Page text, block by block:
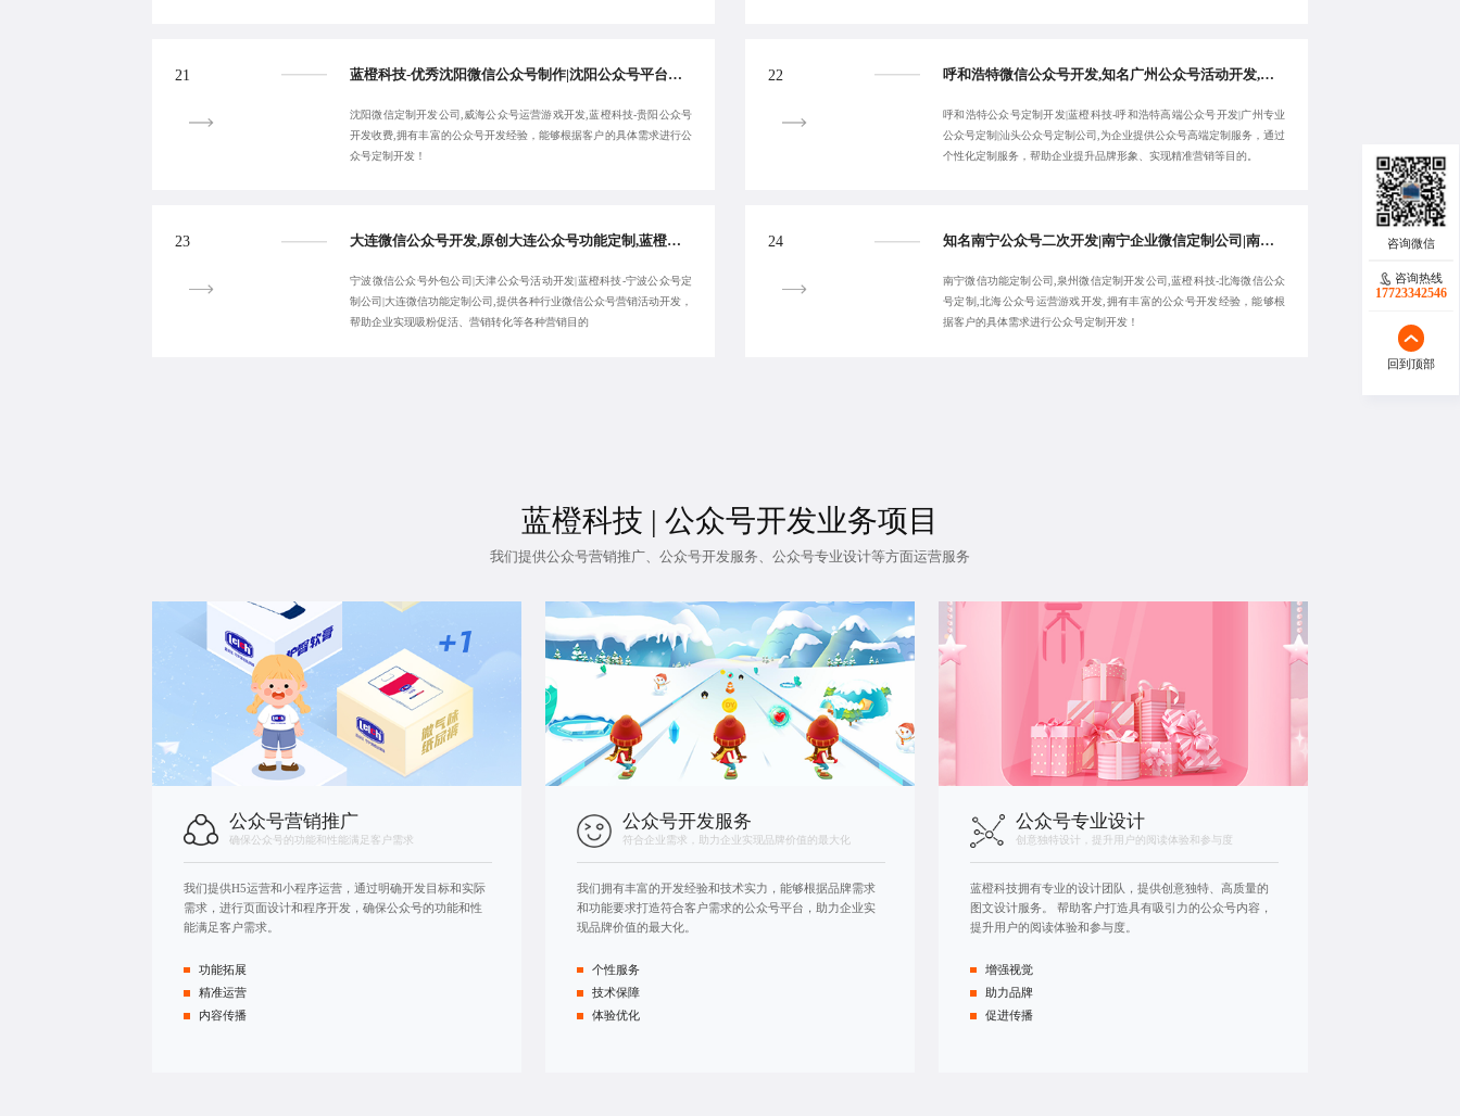
21 蓝橙科技-优秀沈阳微信公众号制作|沈阳公众号平台开发|沈阳微信定制开发公司|威海公众号运营游戏开发-10年经验
沈阳微信定制开发公司,威海公众号运营游戏开发,蓝橙科技-贵阳公众号
开发收费,拥有丰富的公众号开发经验，能够根据客户的具体需求进行公
众号定制开发！
22 呼和浩特微信公众号开发,知名广州公众号活动开发,蓝橙科技-呼和浩特公众号定制开发-10年经验
呼和浩特公众号定制开发|蓝橙科技-呼和浩特高端公众号开发|广州专业
公众号定制|汕头公众号定制公司,为企业提供公众号高端定制服务，通过
个性化定制服务，帮助企业提升品牌形象、实现精准营销等目的。
23 大连微信公众号开发,原创大连公众号功能定制,蓝橙科技-宁波微信公众号外包公司-稳定可靠专业
宁波微信公众号外包公司|天津公众号活动开发|蓝橙科技-宁波公众号定
制公司|大连微信功能定制公司,提供各种行业微信公众号营销活动开发，
帮助企业实现吸粉促活、营销转化等各种营销目的
24 知名南宁公众号二次开发|南宁企业微信定制公司|南宁微信功能定制公司|蓝橙科技-泉州微信定制开发公司-专注定制
南宁微信功能定制公司,泉州微信定制开发公司,蓝橙科技-北海微信公众
号定制,北海公众号运营游戏开发,拥有丰富的公众号开发经验，能够根
据客户的具体需求进行公众号定制开发！
蓝橙科技 | 公众号开发业务项目
我们提供公众号营销推广、 公众号开发服务、公众号专业设计等方面运营服务
公众号营销推广
确保公众号的功能和性能满足客户需求
我们提供H5运营和小程序运营 ，通过明确开发目标和实际
需求，进行页面设计和程序开发，确保公众号的功能和性
能满足客户需求。
功能拓展
精准运营
内容传播
公众号开发服务
符合企业需求，助力企业实现品牌价值的最大化
我们拥有丰富的开发经验和技术实力，能够根据品牌需求
和功能要求打造符合客户需求的公众号平台，助力企业实
现品牌价值的最大化。
个性服务
技术保障
体验优化
公众号专业设计
创意独特设计，提升用户的阅读体验和参与度
蓝橙科技拥有专业的设计团队，提供创意独特、高质量的
图文设计服务。 帮助客户打造具有吸引力的公众号内容，
提升用户的阅读体验和参与度。
增强视觉
助力品牌
促进传播
咨询热线
17723342546
回到顶部